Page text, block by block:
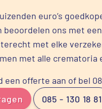
euro’s
beoordelen ons met
met elke
met alle crematoria
offerte aan of bel
085 - 130 18 81